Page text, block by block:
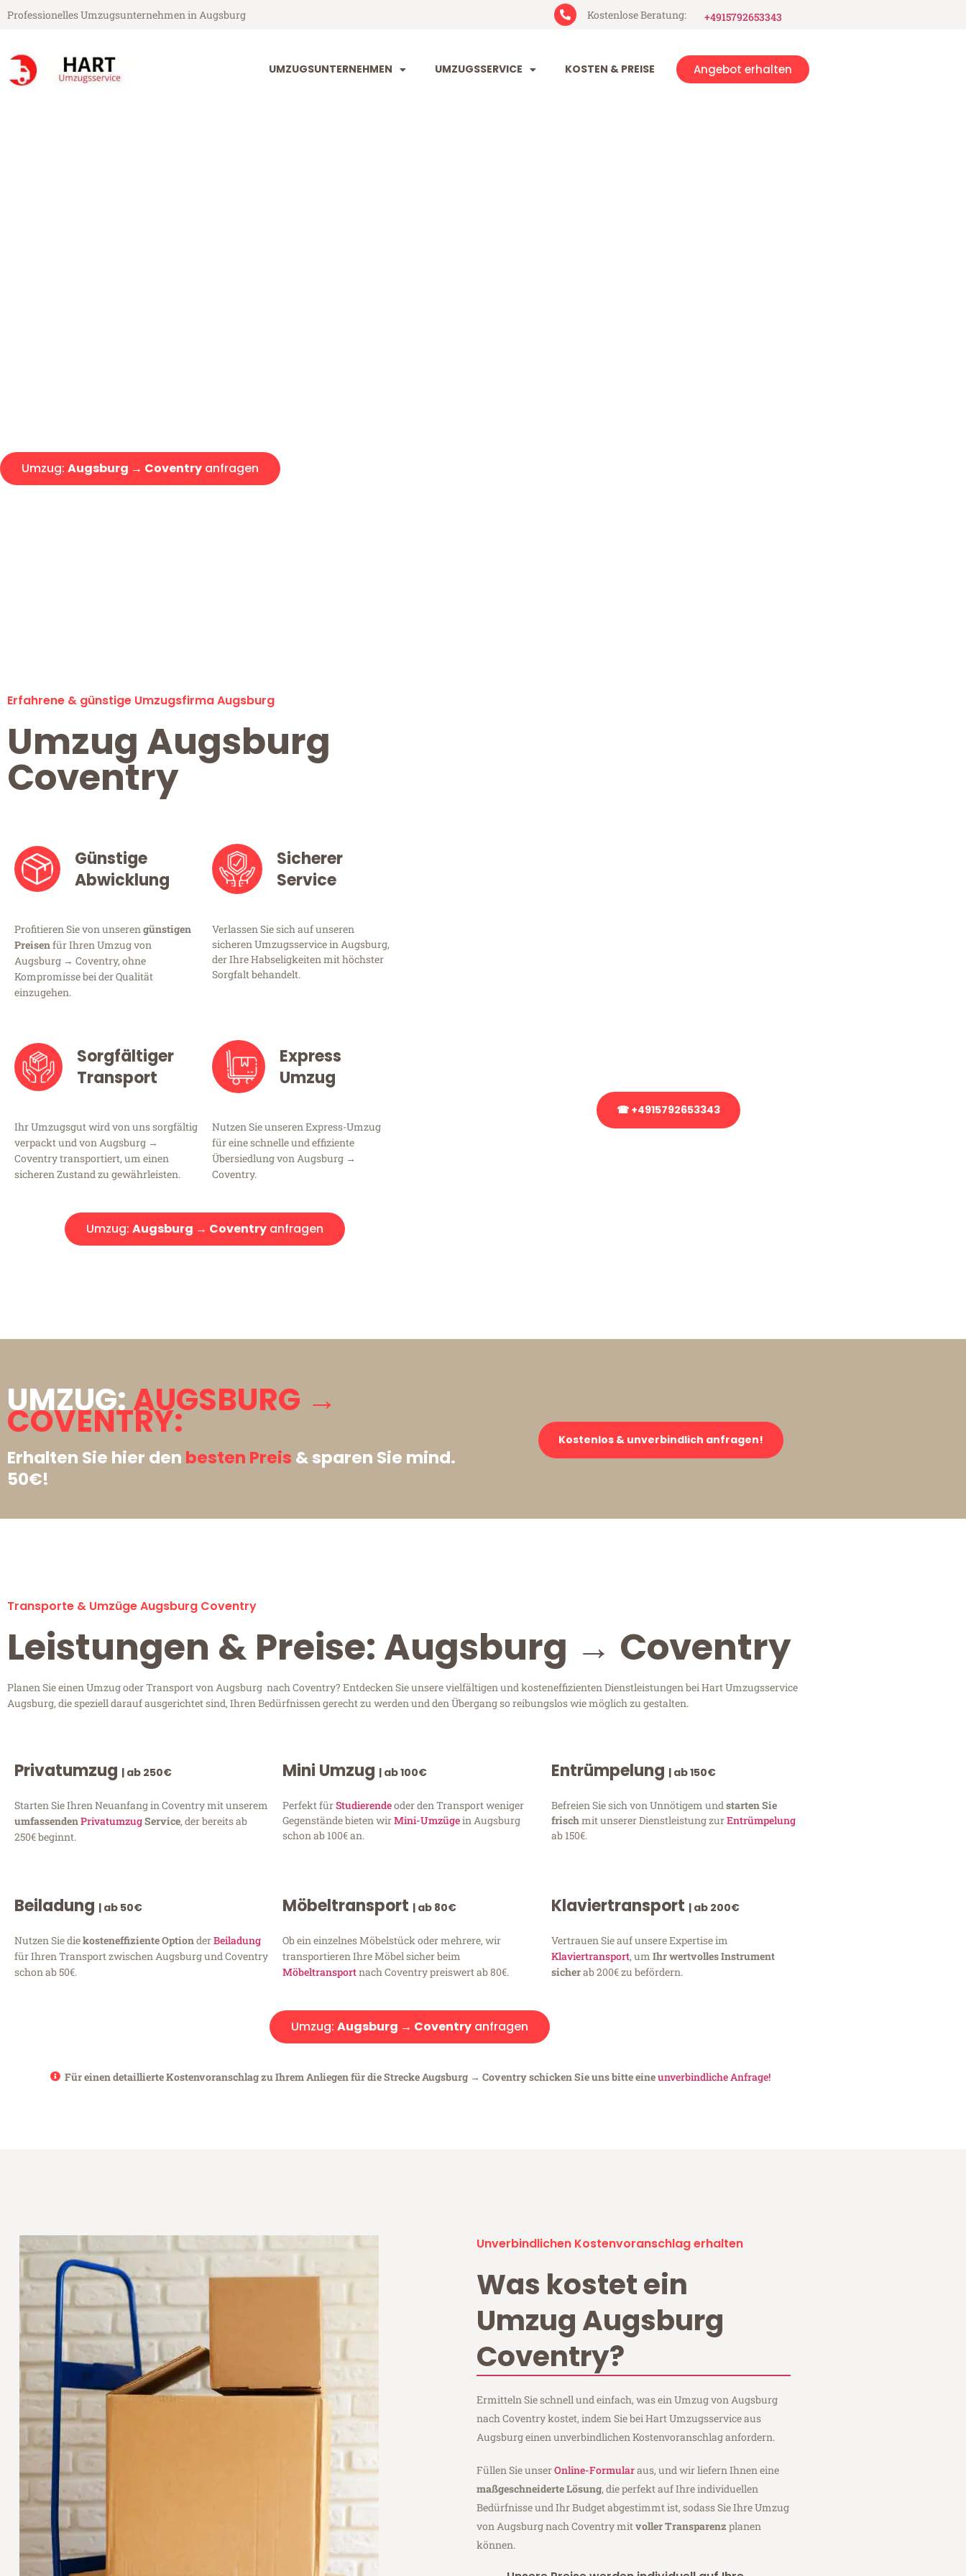
Professionelles Umzugsunternehmen in Augsburg Kostenlose Beratung: +4915792653343
UMZUGSUNTERNEHMEN UMZUGSSERVICE KOSTEN & PREISE Angebot erhalten
Umzug: Augsburg → Coventry anfragen
Erfahrene & günstige Umzugsfirma Augsburg
Umzug Augsburg
Coventry
Günstige
Abwicklung
Profitieren Sie von unserengünstigen
Preisenfür Ihren Umzug von
Augsburg → Coventry, ohne
Kompromisse bei der Qualität
einzugehen.
Sicherer
Service
Verlassen Sie sich auf unseren
sicheren Umzugsservice in Augsburg,
der Ihre Habseligkeiten mit höchster
Sorgfalt behandelt.
Sorgfältiger
Transport
Ihr Umzugsgut wird von uns sorgfältig
verpackt und von Augsburg →
Coventry transportiert, um einen
sicheren Zustand zu gewährleisten.
Express
Umzug
Nutzen Sie unseren Express-Umzug
für eine schnelle und effiziente
Übersiedlung von Augsburg →
Coventry.
Umzug: Augsburg → Coventry anfragen
☎ +4915792653343
UMZUG:AUGSBURG →
COVENTRY:
Erhalten Sie hier den besten Preis & sparen Sie mind.
50€!
Kostenlos & unverbindlich anfragen!
Transporte & Umzüge Augsburg Coventry
Leistungen & Preise: Augsburg → Coventry
Planen Sie einen Umzug oder Transport von Augsburg nach Coventry? Entdecken Sie unsere vielfältigen und kosteneffizienten Dienstleistungen bei Hart Umzugsservice
Augsburg, die speziell darauf ausgerichtet sind, Ihren Bedürfnissen gerecht zu werden und den Übergang so reibungslos wie möglich zu gestalten.
Privatumzug | ab 250€
Starten Sie Ihren Neuanfang in Coventry mit unserem
umfassendenPrivatumzugService, der bereits ab
250€ beginnt.
Mini Umzug | ab 100€
Perfekt fürStudierendeoder den Transport weniger
Gegenstände bieten wirMini-Umzügein Augsburg
schon ab 100€ an.
Entrümpelung | ab 150€
Befreien Sie sich von Unnötigem undstarten Sie
frischmit unserer Dienstleistung zurEntrümpelung
ab 150€.
Beiladung | ab 50€
Nutzen Sie diekosteneffiziente OptionderBeiladung
für Ihren Transport zwischen Augsburg und Coventry
schon ab 50€.
Möbeltransport | ab 80€
Ob ein einzelnes Möbelstück oder mehrere, wir
transportieren Ihre Möbel sicher beim
Möbeltransportnach Coventry preiswert ab 80€.
Klaviertransport | ab 200€
Vertrauen Sie auf unsere Expertise im
Klaviertransport, um Ihr wertvolles Instrument
sicherab 200€ zu befördern.
Umzug: Augsburg → Coventry anfragen
Für einen detaillierte Kostenvoranschlag zu Ihrem Anliegen für die Strecke Augsburg → Coventry schicken Sie uns bitte eineunverbindliche Anfrage!
Unverbindlichen Kostenvoranschlag erhalten
Was kostet ein
Umzug Augsburg
Coventry?
Ermitteln Sie schnell und einfach, was ein Umzug von Augsburg
nach Coventry kostet, indem Sie bei Hart Umzugsservice aus
Augsburg einen unverbindlichen Kostenvoranschlag anfordern.
Füllen Sie unserOnline-Formularaus, und wir liefern Ihnen eine
maßgeschneiderte Lösung, die perfekt auf Ihre individuellen
Bedürfnisse und Ihr Budget abgestimmt ist, sodass Sie Ihre Umzug
von Augsburg nach Coventry mitvoller Transparenz planen
können.